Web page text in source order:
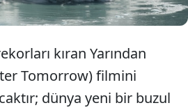
kıran Yarından
Tomorrow) filmini
dünya yeni bir buzul